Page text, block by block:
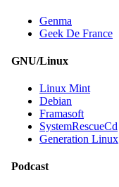
Genma
Geek De France
GNU/Linux
Linux Mint
Debian
Framasoft
SystemRescueCd
Generation Linux
Podcast